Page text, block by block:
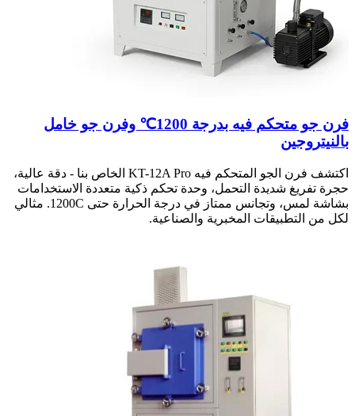
فرن جو متحكم فيه بدرجة 1200℃ وفرن جو خامل
بالنيتروجين
اكتشف فرن الجو المتحكم فيه KT-12A Pro الخاص بنا - دقة عالية،
حجرة تفريغ شديدة التحمل، وحدة تحكم ذكية متعددة الاستخدامات
بشاشة لمس، وتجانس ممتاز في درجة الحرارة حتى 1200C. مثالي
لكل من التطبيقات المخبرية والصناعية.